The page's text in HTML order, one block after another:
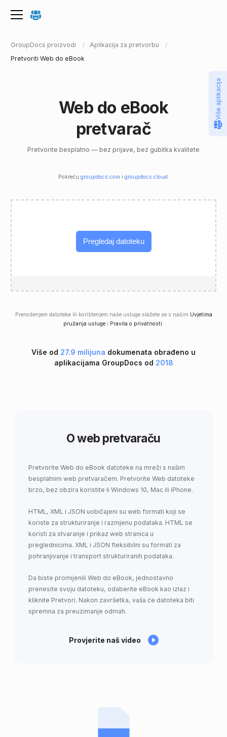
GroupDocs proizvodi
Aplikacija za pretvorbu
Pretvoriti Web do eBook
Web do eBook
pretvarač
Pretvorite besplatno — bez prijave, bez gubitka kvalitete
Pokreću groupdocs.com i groupdocs.cloud .
Pregledaj datoteku
Prenošenjem datoteka ili korištenjem naše usluge slažete se s našim Uvjetima
pružanja usluge i Pravila o privatnosti.
Više od 27.9 milijuna dokumenata obrađeno u
aplikacijama GroupDocs od 2018
O web pretvaraču
Pretvorite Web do eBook datoteke na mreži s našim
besplatnim web pretvaračem. Pretvorite Web datoteke
brzo, bez obzira koristite li Windows 10, Mac ili iPhone.
HTML, XML i JSON uobičajeni su web formati koji se
koriste za strukturiranje i razmjenu podataka. HTML se
koristi za stvaranje i prikaz web stranica u
preglednicima. XML i JSON fleksibilni su formati za
pohranjivanje i transport strukturiranih podataka.
Da biste promijenili Web do eBook, jednostavno
prenesite svoju datoteku, odaberite eBook kao izlaz i
kliknite Pretvori. Nakon završetka, vaša će datoteka biti
spremna za preuzimanje odmah.
Provjerite naš video
Više aplikacija